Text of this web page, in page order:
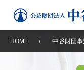
HOME / 中谷財団